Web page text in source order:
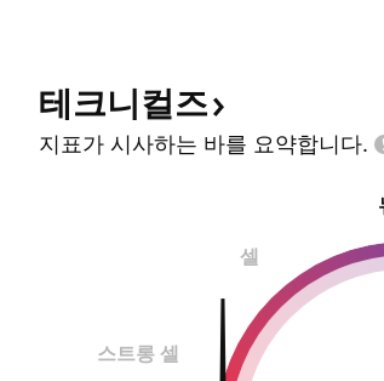
테크니컬즈
지표가 시사하는 바를 요약합니다.
셀
스트롱 셀